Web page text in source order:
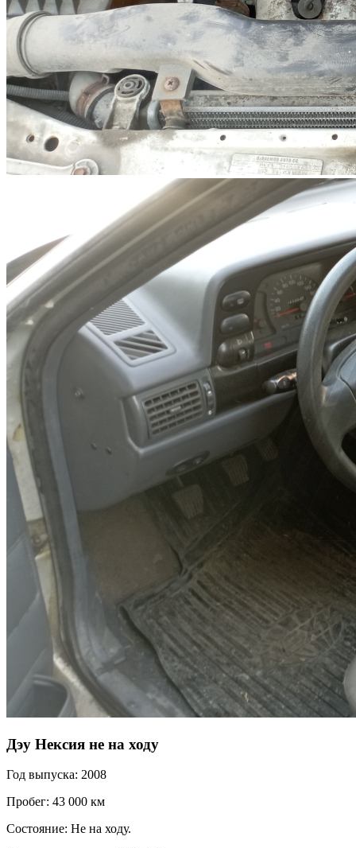
Дэу Нексия не на ходу
Год выпуска: 2008
Пробег: 43 000 км
Состояние: Не на ходу.